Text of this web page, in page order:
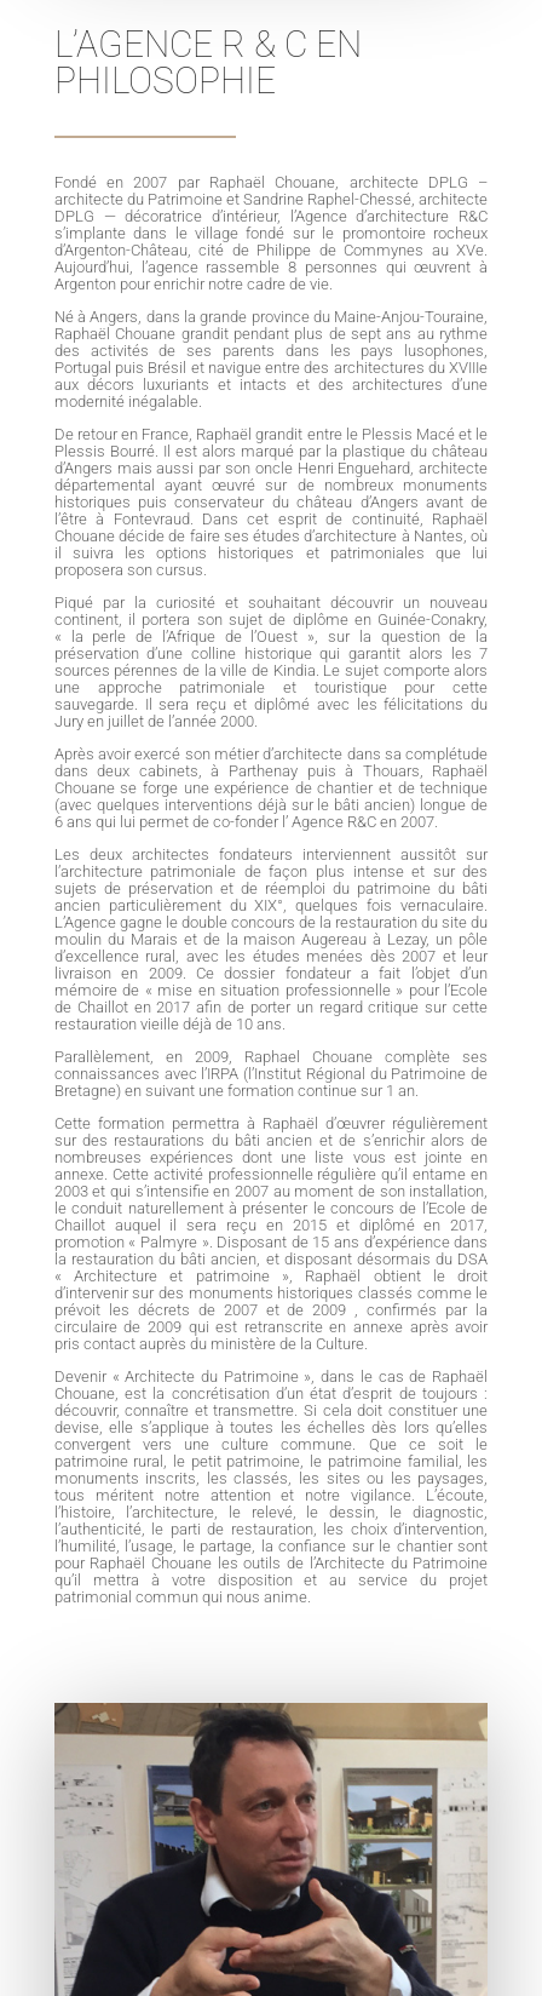
L’AGENCE R & C EN
PHILOSOPHIE
Fondé en 2007 par Raphaël Chouane, architecte DPLG –
architecte du Patrimoine et Sandrine Raphel-Chessé, architecte
DPLG — décoratrice d’intérieur, l’Agence d’architecture R&C
s’implante dans le village fondé sur le promontoire rocheux
d’Argenton-Château, cité de Philippe de Commynes au XVe
Aujourd’hui, l’agence rassemble 8 personnes qui œuvrent à
Argenton pour enrichir notre cadre de vie.
Né à Angers, dans la grande province du Maine-Anjou-Touraine,
Raphaël Chouane grandit pendant plus de sept ans au rythme
des activités de ses parents dans les pays lusophones,
Portugal puis Brésil et navigue entre des architectures du XVIIIe
aux décors luxuriants et intacts et des architectures d’une
modernité inégalable.
De retour en France, Raphaël grandit entre le Plessis Macé et le
Plessis Bourré. Il est alors marqué par la plastique du château
d’Angers mais aussi par son oncle Henri Enguehard, architecte
départemental ayant œuvré sur de nombreux monuments
historiques puis conservateur du château d’Angers avant de
l’être à Fontevraud. Dans cet esprit de continuité, Raphaël
Chouane décide de faire ses études d’architecture à Nantes, où
il suivra les options historiques et patrimoniales que lui
proposera son cursus.
Piqué par la curiosité et souhaitant découvrir un nouveau
continent, il portera son sujet de diplôme en Guinée-Conakry,
« la perle de l’Afrique de l’Ouest », sur la question de la
préservation d’une colline historique qui garantit alors les 7
sources pérennes de la ville de Kindia. Le sujet comporte alors
une approche patrimoniale et touristique pour cette
sauvegarde. Il sera reçu et diplômé avec les félicitations du
Jury en juillet de l’année 2000.
Après avoir exercé son métier d’architecte dans sa complétude
dans deux cabinets, à Parthenay puis à Thouars, Raphaël
Chouane se forge une expérience de chantier et de technique
(avec quelques interventions déjà sur le bâti ancien) longue de
6 ans qui lui permet de co-fonder l’ Agence R&C en 2007.
Les deux architectes fondateurs interviennent aussitôt sur
l’architecture patrimoniale de façon plus intense et sur des
sujets de préservation et de réemploi du patrimoine du bâti
ancien particulièrement du XIX°, quelques fois vernaculaire.
L’Agence gagne le double concours de la restauration du site du
moulin du Marais et de la maison Augereau à Lezay, un pôle
d’excellence rural, avec les études menées dès 2007 et leur
livraison en 2009. Ce dossier fondateur a fait l’objet d’un
mémoire de « mise en situation professionnelle » pour l’Ecole
de Chaillot en 2017 afin de porter un regard critique sur cette
restauration vieille déjà de 10 ans.
Parallèlement, en 2009, Raphael Chouane complète ses
connaissances avec l’IRPA (l’Institut Régional du Patrimoine de
Bretagne) en suivant une formation continue sur 1 an.
Cette formation permettra à Raphaël d’œuvrer régulièrement
sur des restaurations du bâti ancien et de s’enrichir alors de
nombreuses expériences dont une liste vous est jointe en
annexe. Cette activité professionnelle régulière qu’il entame en
2003 et qui s’intensifie en 2007 au moment de son installation,
le conduit naturellement à présenter le concours de l’Ecole de
Chaillot auquel il sera reçu en 2015 et diplômé en 2017,
promotion « Palmyre ». Disposant de 15 ans d’expérience dans
la restauration du bâti ancien, et disposant désormais du DSA
« Architecture et patrimoine », Raphaël obtient le droit
d’intervenir sur des monuments historiques classés comme le
prévoit les décrets de 2007 et de 2009 , confirmés par la
circulaire de 2009 qui est retranscrite en annexe après avoir
pris contact auprès du ministère de la Culture.
Devenir « Architecte du Patrimoine », dans le cas de Raphaël
Chouane, est la concrétisation d’un état d’esprit de toujours :
découvrir, connaître et transmettre. Si cela doit constituer une
devise, elle s’applique à toutes les échelles dès lors qu’elles
convergent vers une culture commune. Que ce soit le
patrimoine rural, le petit patrimoine, le patrimoine familial, les
monuments inscrits, les classés, les sites ou les paysages,
tous méritent notre attention et notre vigilance. L’écoute,
l’histoire, l’architecture, le relevé, le dessin, le diagnostic,
l’authenticité, le parti de restauration, les choix d’intervention,
l’humilité, l’usage, le partage, la confiance sur le chantier sont
pour Raphaël Chouane les outils de l’Architecte du Patrimoine
qu’il mettra à votre disposition et au service du projet
patrimonial commun qui nous anime.